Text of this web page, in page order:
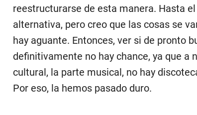
reestructurarse de esta manera. Hasta
alternativa, pero creo que las cosas se
hay aguante. Entonces, ver si de pronto
definitivamente no hay chance, ya que a
cultural, la parte musical, no hay
Por eso, la hemos pasado duro.